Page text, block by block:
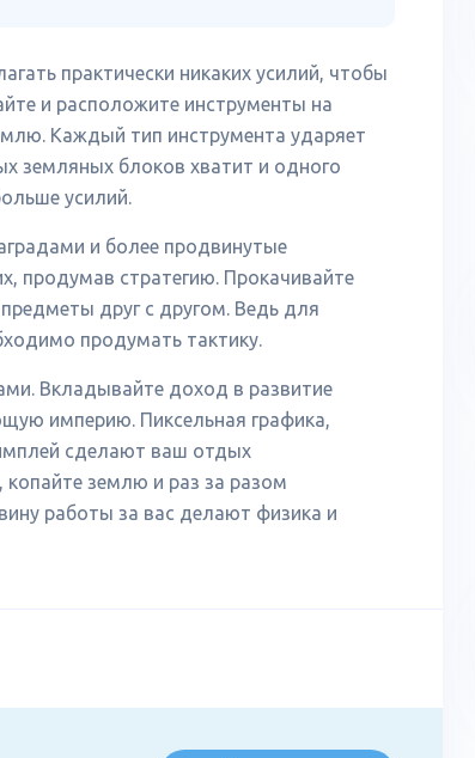
практически никаких усилий, чтобы
и расположите инструменты на
Каждый тип инструмента ударяет
земляных блоков хватит и одного
усилий.
и более продвинутые
продумав стратегию. Прокачивайте
друг с другом. Ведь для
продумать тактику.
Вкладывайте доход в развитие
империю. Пиксельная графика,
сделают ваш отдых
землю и раз за разом
работы за вас делают физика и